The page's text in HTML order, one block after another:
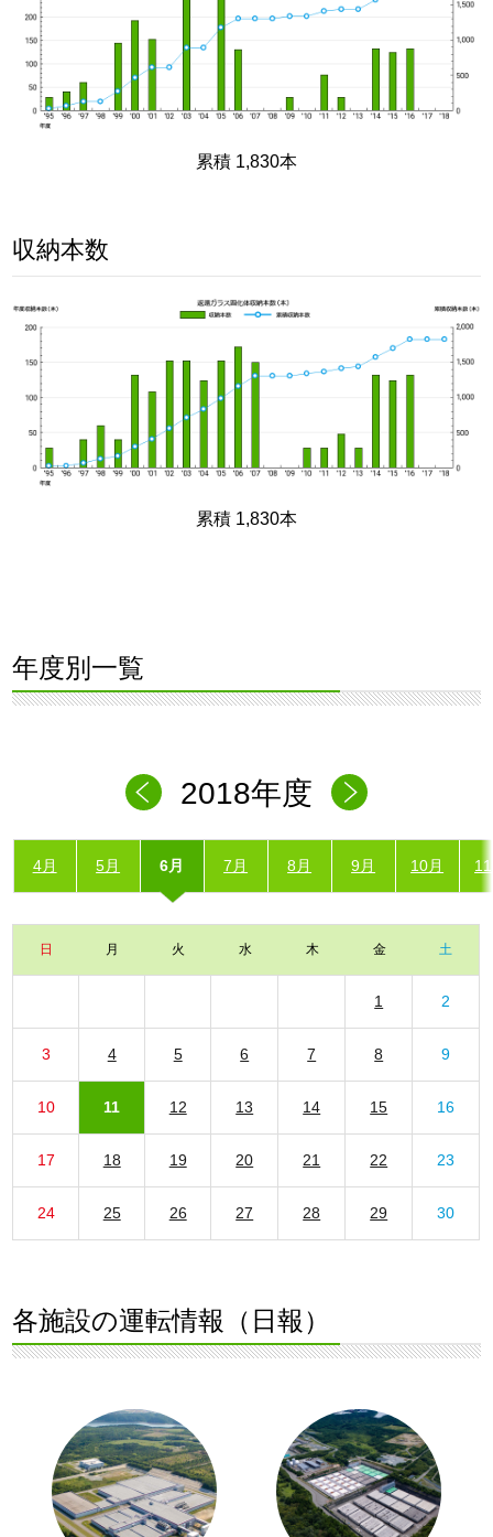
累積 1,830本
収納本数
累積 1,830本
年度別一覧
2018年度
4月 5月 6月 7月 8月 9月 10月
日 月 火 水 木 金 土
1 2
3 4 5 6 7 8 9
10 11 12 13 14 15 16
17 18 19 20 21 22 23
24 25 26 27 28 29 30
各施設の運転情報（日報）